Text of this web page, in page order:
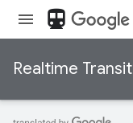
directions_transit
Realtime Transit